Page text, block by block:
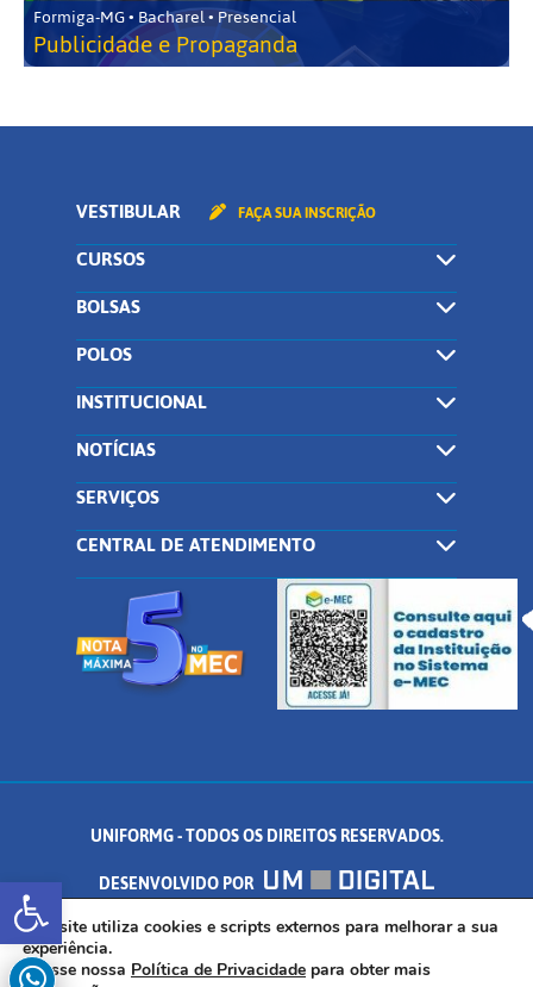
Abrir a barra de ferramentas
Formiga-MG • Bacharel • Presencial
Publicidade e Propaganda
VESTIBULAR FAÇA SUA INSCRIÇÃO
CURSOS
BOLSAS
POLOS
INSTITUCIONAL
NOTÍCIAS
SERVIÇOS
CENTRAL DE ATENDIMENTO
UNIFORMG - TODOS OS DIREITOS RESERVADOS.
DESENVOLVIDO POR
AV. DR. ARNALDO DE SENNA, 328 - PALMEIRAS, FORMIGA/MG - CEP:
35.574.530
Este site utiliza cookies e scripts externos para melhorar a sua
experiência.
Acesse nossa Política de Privacidade para obter mais